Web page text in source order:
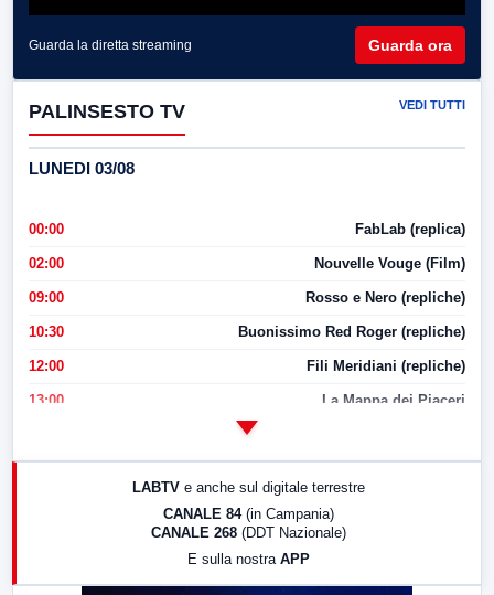
Guarda la diretta streaming Guarda ora
PALINSESTO TV VEDI TUTTI
LUNEDI 03/08
00:00 FabLab (replica)
02:00 Nouvelle Vouge (Film)
09:00 Rosso e Nero (repliche)
10:30 Buonissimo Red Roger (repliche)
12:00 Fili Meridiani (repliche)
13:00 La Mappa dei Piaceri
17:00 LabNews (replica)
LABTV e anche sul digitale terrestre
CANALE 84 (in Campania)
CANALE 268 (DDT Nazionale)
E sulla nostra APP